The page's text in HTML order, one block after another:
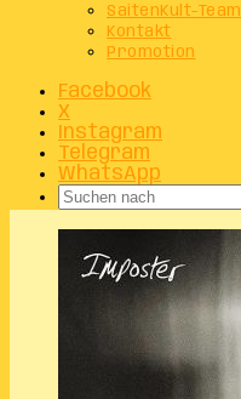
SaitenKult-Team
Kontakt
Promotion
Facebook
X
Instagram
Telegram
WhatsApp